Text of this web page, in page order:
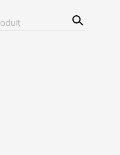
Sear
ch